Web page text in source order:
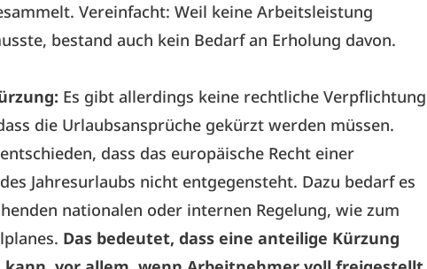
Vereinfacht: Weil keine Arbeitsleistung
bestand auch kein Bedarf an Erholung davon.
Es gibt allerdings keine rechtliche Verpflichtung
die Urlaubsansprüche gekürzt werden müssen.
dass das europäische Recht einer
Jahresurlaubs nicht entgegensteht. Dazu bedarf es
nationalen oder internen Regelung, wie zum
Das bedeutet, dass eine anteilige Kürzung